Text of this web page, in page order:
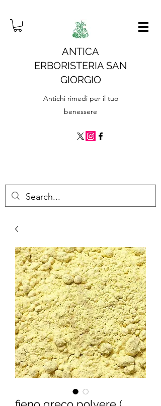
ANTICA
ERBORISTERIA SAN
GIORGIO
Antichi rimedi per il tuo
benessere